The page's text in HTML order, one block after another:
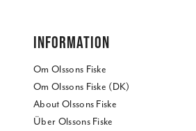
INFORMATION
Om Olssons Fiske
Om Olssons Fiske (DK)
About Olssons Fiske
Über Olssons Fiske